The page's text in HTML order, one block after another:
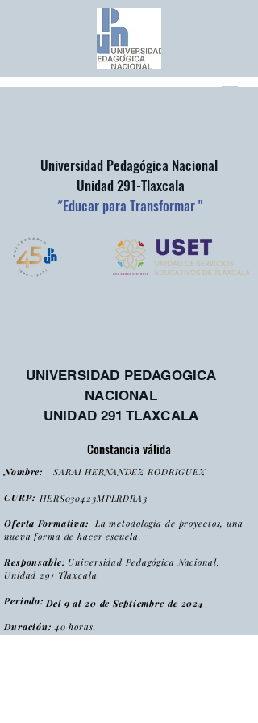
Universidad Pedagógica Nacional
Unidad 291-Tlaxcala
"Educar para Transformar "
UNIVERSIDAD PEDAGOGICA
NACIONAL
UNIDAD 291 TLAXCALA
Constancia válida
Nombre:
CURP:
Oferta Formativa: La metodología de proyectos, una
nueva forma de hacer escuela.
Responsable: Universidad Pedagógica Nacional,
Unidad 291 Tlaxcala
Periodo:
Duración: 40 horas.
SARAI HERNANDEZ RODRIGUEZ
HERS030423MPLRDRA3
Del 9 al 20 de Septiembre de 2024